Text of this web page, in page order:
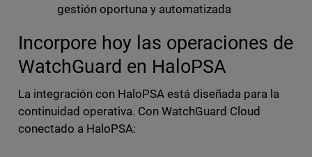
gestión oportuna y automatizada
Incorpore hoy las operaciones de
WatchGuard en HaloPSA
La integración con HaloPSA está diseñada para la
continuidad operativa. Con WatchGuard Cloud
conectado a HaloPSA: